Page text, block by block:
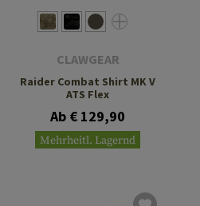
CLAWGEAR
Raider Combat Shirt MK V
ATS Flex
Ab € 129,90
Mehrheitl. Lagernd